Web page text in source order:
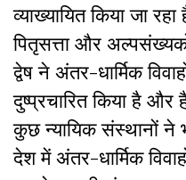
व्याख्यायित किया जा
पितृसत्ता और
द्वेष ने अंतर-धार्मिक
दुष्प्रचारित किया है और
कुछ न्यायिक संस्थानों ने
देश में अंतर-धार्मिक